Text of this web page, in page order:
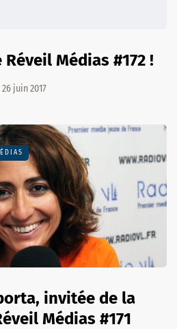
Médias #172 !
26 juin 2017
invitée de la
Médias #171